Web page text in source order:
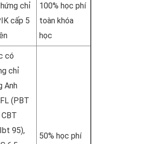
chỉ
cấp 5
100% học phí
toàn khóa
học
có
chỉ
Anh
(PBT
95),
50% học phí